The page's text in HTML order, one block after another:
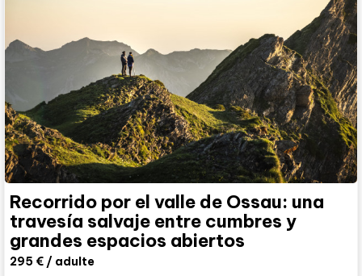
Recorrido por el valle de Ossau: una
travesía salvaje entre cumbres y
grandes espacios abiertos
295 € / adulte